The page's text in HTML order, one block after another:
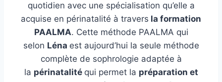
quotidien avec une spécialisation qu’elle a
acquise en périnatalité à travers la formation
PAALMA. Cette méthode PAALMA qui
selon Léna est aujourd’hui la seule méthode
complète de sophrologie adaptée à
la périnatalité qui permet la préparation et